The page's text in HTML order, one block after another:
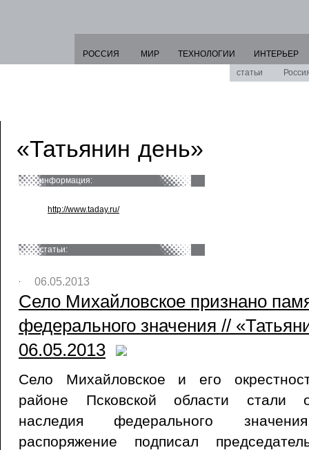
РОССИЯ МИР ТЕХНОЛОГИИ
ИНТЕРЬЕР
статьи
«Татьянин день»
информация:
http://www.taday.ru/
статьи:
06.05.2013
Село Михайловское признано
федерального значения //
06.05.2013
Село Михайловское и его
районе Псковской области стали
наследия федерального
распоряжение подписал